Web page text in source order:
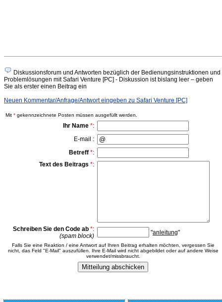
Diskussionsforum und Antworten bezüglich der Bedienungsinstruktionen und
Problemlösungen mit Safari Venture [PC] - Diskussion ist bislang leer – geben
Sie als erster einen Beitrag ein
Neuen Kommentar/Anfrage/Antwort eingeben zu Safari Venture [PC]
Mit * gekennzeichnete Posten müssen ausgefüllt werden.
Ihr Name *:
E-mail :
Betreff *:
Text des Beitrags *:
Schreiben Sie den Code ab *:
(spam block)
"anleitung"
Falls Sie eine Reaktion / eine Antwort auf Ihren Beitrag erhalten möchten, vergessen Sie
nicht, das Feld "E-Mail" auszufüllen. Ihre E-Mail wird nicht abgebildet oder auf andere Weise
verwendet/missbraucht.